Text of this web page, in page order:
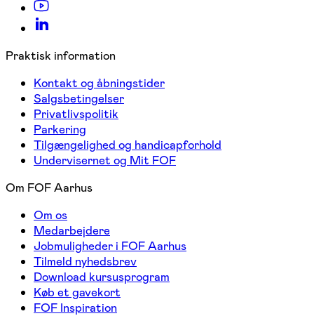
Praktisk information
Kontakt og åbningstider
Salgsbetingelser
Privatlivspolitik
Parkering
Tilgængelighed og handicapforhold
Undervisernet og Mit FOF
Om FOF Aarhus
Om os
Medarbejdere
Jobmuligheder i FOF Aarhus
Tilmeld nyhedsbrev
Download kursusprogram
Køb et gavekort
FOF Inspiration